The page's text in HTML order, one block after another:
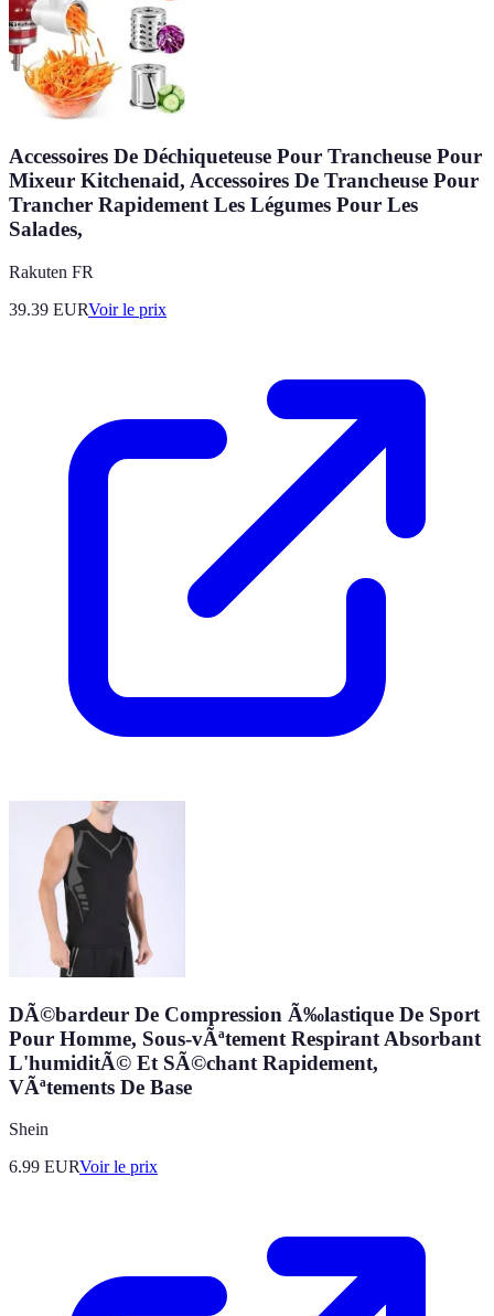
Accessoires De Déchiqueteuse Pour Trancheuse Pour
Mixeur Kitchenaid, Accessoires De Trancheuse Pour
Trancher Rapidement Les Légumes Pour Les
Salades,
Rakuten FR
39.39 EURVoir le prix
DÃ©bardeur De Compression Ã‰lastique De Sport
Pour Homme, Sous-vÃªtement Respirant Absorbant
L'humiditÃ© Et SÃ©chant Rapidement,
VÃªtements De Base
Shein
6.99 EURVoir le prix